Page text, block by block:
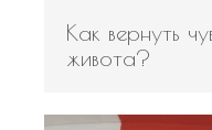
Как вернуть
живота?